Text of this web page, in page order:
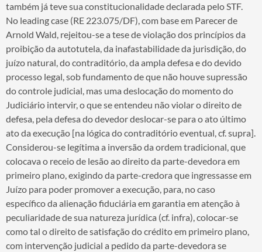
também já teve sua constitucionalidade declarada pelo STF.
No leading case (RE 223.075/DF), com base em Parecer de
Arnold Wald, rejeitou-se a tese de violação dos princípios da
proibição da autotutela, da inafastabilidade da jurisdição, do
juízo natural, do contraditório, da ampla defesa e do devido
processo legal, sob fundamento de que não houve supressão
do controle judicial, mas uma deslocação do momento do
Judiciário intervir, o que se entendeu não violar o direito de
defesa, pela defesa do devedor deslocar-se para o ato último
ato da execução [na lógica do contraditório eventual, cf. supra].
Considerou-se legítima a inversão da ordem tradicional, que
colocava o receio de lesão ao direito da parte-devedora em
primeiro plano, exigindo da parte-credora que ingressasse em
Juízo para poder promover a execução, para, no caso
específico da alienação fiduciária em garantia em atenção à
peculiaridade de sua natureza jurídica (cf. infra), colocar-se
como tal o direito de satisfação do crédito em primeiro plano,
com intervenção judicial a pedido da parte-devedora se